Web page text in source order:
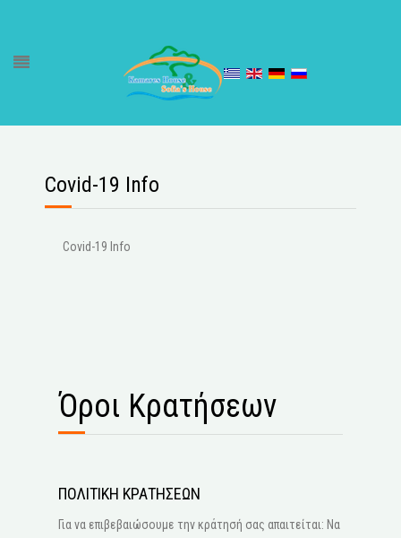
Covid-19 Info
Covid-19 Info
Όροι Κρατήσεων
ΠΟΛΙΤΙΚΗ ΚΡΑΤΗΣΕΩΝ
Για να επιβεβαιώσουμε την κράτησή σας απαιτείται: Να